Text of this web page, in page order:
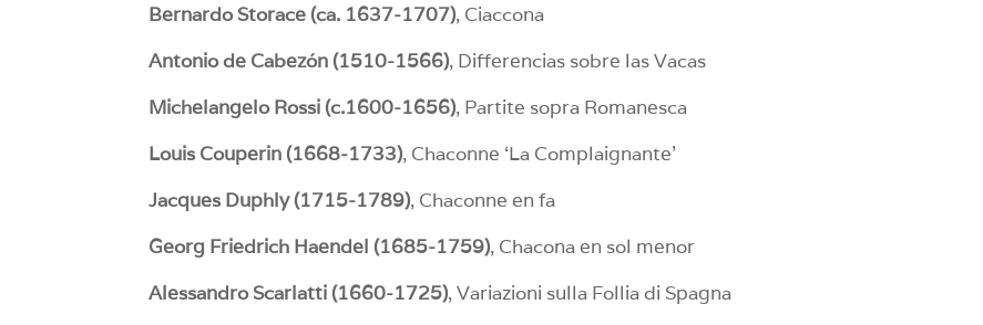
Bernardo Storace (ca. 1637-1707), Ciaccona
Antonio de Cabezón (1510-1566), Differencias sobre las Vacas
Michelangelo Rossi (c.1600-1656), Partite sopra Romanesca
Louis Couperin (1668-1733), Chaconne ‘La Complaignante’
Jacques Duphly (1715-1789), Chaconne en fa
Georg Friedrich Haendel (1685-1759), Chacona en sol menor
Alessandro Scarlatti (1660-1725), Variazioni sulla Follia di Spagna